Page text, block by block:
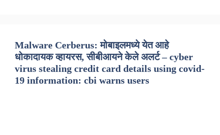
Malware Cerberus: मोबाइलमध्ये येत आहे
धोकादायक व्हायरस, सीबीआयने केले अलर्ट – cyber
virus stealing credit card details using covid-
19 information: cbi warns users